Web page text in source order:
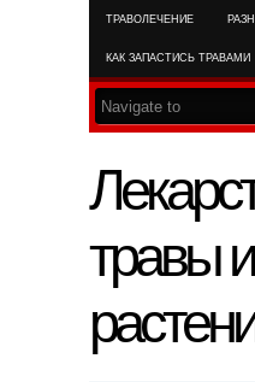
ТРАВОЛЕЧЕНИЕ
КАК ЗАПАСТИСЬ ТРАВАМИ
травы и